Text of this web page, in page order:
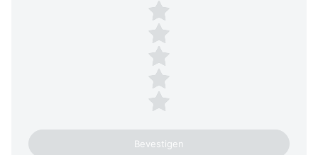
Plaats een beoordeling
5 sterren
4 sterren
3 sterren
2 sterren
1 ster